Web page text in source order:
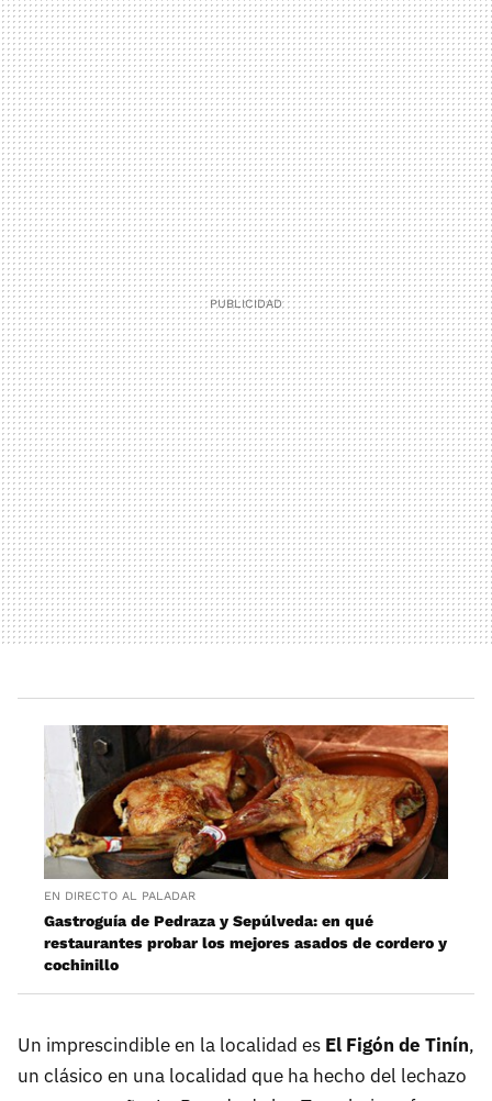
EN DIRECTO AL PALADAR
Gastroguía de Pedraza y Sepúlveda: en qué
restaurantes probar los mejores asados de cordero y
cochinillo
Un imprescindible en la localidad es El Figón de Tinín,
un clásico en una localidad que ha hecho del lechazo